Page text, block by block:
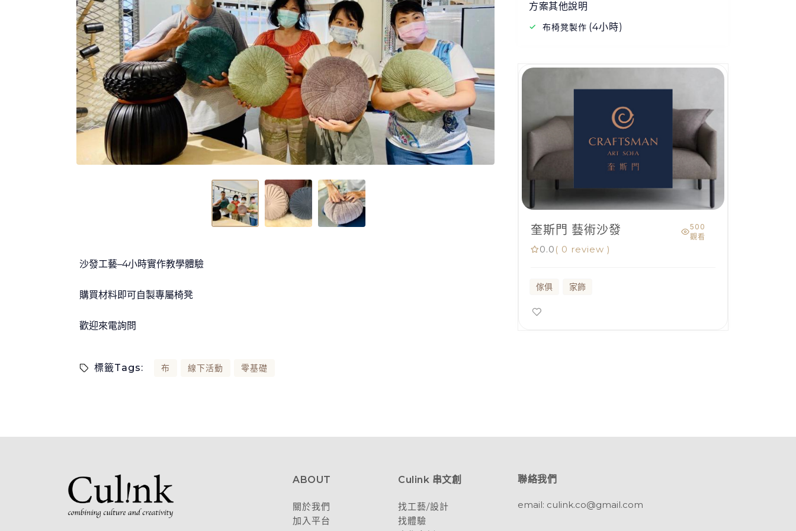
沙發工藝–4小時實作教學體驗
購買材料即可自製專屬椅凳
歡迎來電詢問
標籤Tags: 布 線下活動 零基礎
方案其他說明
布椅凳製作 (4小時)
奎斯門 藝術沙發
0.0 ( 0 review )
500
觀看
傢俱 家飾
ABOUT
關於我們
加入平台
Culink 串文創
找工藝/設計
找體驗
聯絡我們
email: culink.co@gmail.com